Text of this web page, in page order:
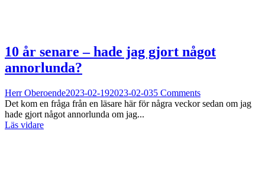
10 år senare – hade jag gjort något
annorlunda?
Herr Oberoende2023-02-192023-02-035 Comments
Det kom en fråga från en läsare här för några veckor sedan om jag
hade gjort något annorlunda om jag...
Läs vidare